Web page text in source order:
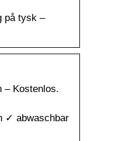
på tysk –
– Kostenlos.
✓ abwaschbar